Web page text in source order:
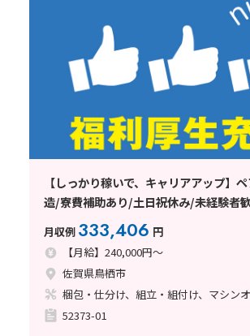
【しっかり稼いで、キャリアアップ】
造/寮費補助あり/土日祝休み/未経験者
月収例 333,406 円
【月給】240,000円～
佐賀県鳥栖市
52373-01